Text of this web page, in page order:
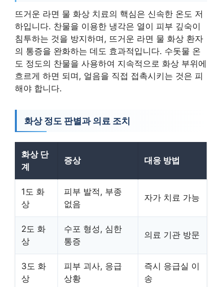
뜨거운 라면 물 화상 치료의 핵심은 신속한 온도 저
하입니다. 찬물을 이용한 냉각은 열이 피부 깊숙이
침투하는 것을 방지하며, 뜨거운 라면 물 화상 환자
의 통증을 완화하는 데도 효과적입니다. 수돗물 온
도 정도의 찬물을 사용하여 지속적으로 화상 부위에
흐르게 하면 되며, 얼음을 직접 접촉시키는 것은 피
해야 합니다.
화상 정도 판별과 의료 조치
화상 단
계
증상 대응 방법
1도 화
상
피부 발적, 부종
없음
자가 치료 가능
2도 화
상
수포 형성, 심한
통증
의료 기관 방문
3도 화
상
피부 괴사, 응급
상황
즉시 응급실 이
송